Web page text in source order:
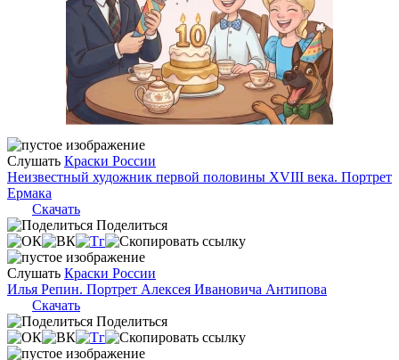
Слушать Краски России
Неизвестный художник первой половины XVIII века. Портрет
Ермака
Скачать
Поделиться
Слушать Краски России
Илья Репин. Портрет Алексея Ивановича Антипова
Скачать
Поделиться